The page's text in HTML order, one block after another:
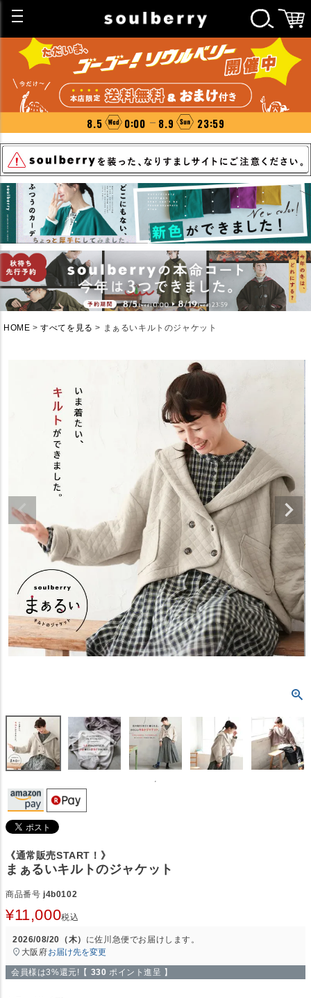
8.5 0:00 8.9 23:59
HOME すべてを見る まぁるいキルトのジャケット
《通常販売START！》
まぁるいキルトのジャケット
商品番号 j4b0102
¥11,000税込
2026/08/20（木） に佐川急便でお届けします。
大阪府お届け先を変更
会員様は3%還元!【 330 ポイント進呈 】